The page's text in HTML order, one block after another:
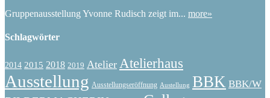
Gruppenausstellung Yvonne Rudisch zeigt im... more»
Schlagwörter
2014 2015 2018 2019 Atelier Atelierhaus
Ausstellung Ausstellungseröffnung Austellung BBK BBK/W